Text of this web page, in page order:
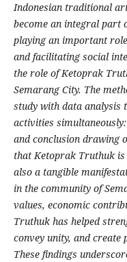
Indonesian traditional
become an integral part
playing an important
and facilitating social
the role of Ketoprak
Semarang City. The
study with data analysis
activities
and conclusion drawing
that Ketoprak Truthuk
also a tangible
in the community of
values, economic
Truthuk has helped
convey unity, and create
These findings